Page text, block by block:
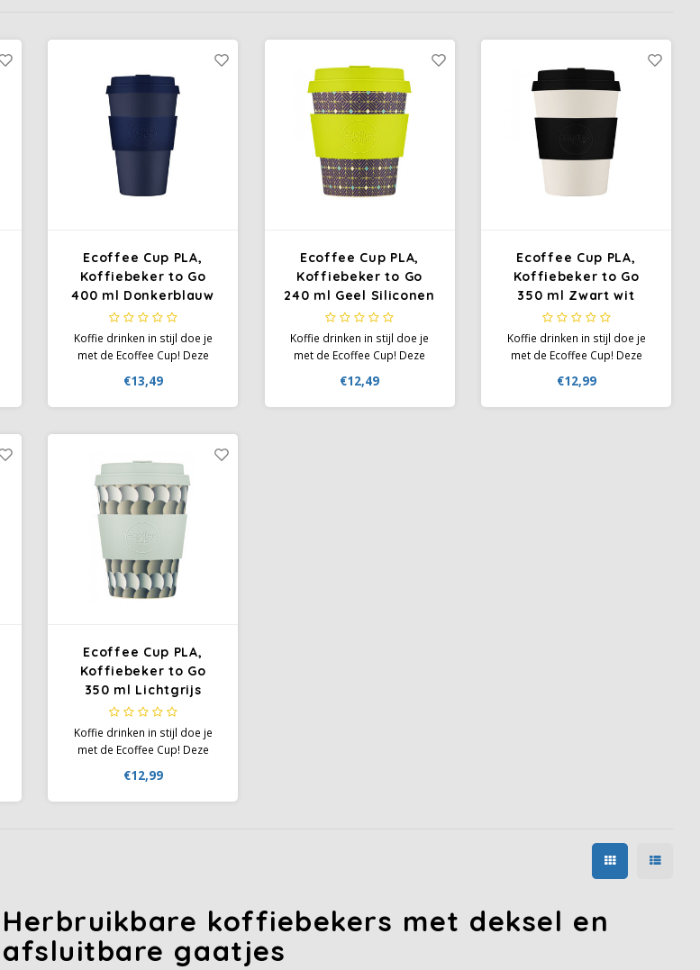
Ecoffee Cup PLA,
Koffiebeker to Go
400 ml Donkerblauw
Siliconen
Koffie drinken in stijl doe je
met de Ecoffee Cup! Deze
prachtig design en is perfect
voor onderweg of op
auto. Deze cup is met
siliconendeksel met
afsluitbare gaatje
€13,49
Ecoffee Cup PLA,
Koffiebeker to Go
240 ml Geel Siliconen
Koffie drinken in stijl doe je
met de Ecoffee Cup! Deze
prachtig design en is perfect
voor onderweg of op
€12,49
Ecoffee Cup PLA,
Koffiebeker to Go
350 ml Zwart wit
Siliconen
Koffie drinken in stijl doe je
met de Ecoffee Cup! Deze
prachtig design en is perfect
voor onderweg of op
€12,99
Ecoffee Cup PLA,
Koffiebeker to Go
350 ml Lichtgrijs
Siliconen
Koffie drinken in stijl doe je
met de Ecoffee Cup! Deze
prachtig design en is perfect
voor onderweg of op
€12,99
Herbruikbare koffiebekers met deksel en
afsluitbare gaatjes